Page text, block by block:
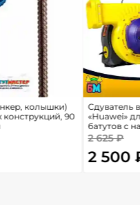
колышки)
конструкций, 90
Сдуватель
«Huawei»
батутов с
2 625 ₽
2 500